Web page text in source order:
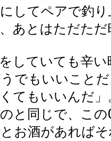
してペアで釣り
あとはただただ
していても辛い
でもいいこと
てもいいんだ
と 同 じで、この
とお酒があれば